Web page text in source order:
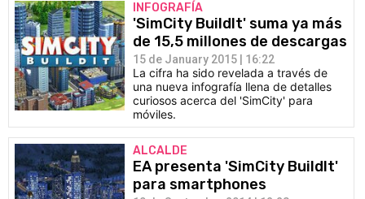
INFOGRAFÍA
'SimCity BuildIt' suma ya más
de 15,5 millones de descargas
15 de January 2015 | 16:22
La cifra ha sido revelada a través de
una nueva infografía llena de detalles
curiosos acerca del 'SimCity' para
móviles.
ALCALDE
EA presenta 'SimCity BuildIt'
para smartphones